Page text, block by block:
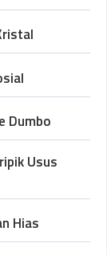
Dumbo
Usus
Hias